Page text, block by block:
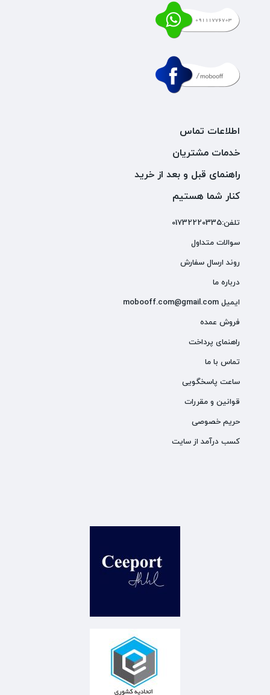
اطلاعات تماس
خدمات مشتریان
راهنمای قبل و بعد از خرید
کنار شما هستیم
تلفن:01732220335
سوالات متداول
روند ارسال سفارش
درباره ما
ایمیل mobooff.com@gmail.com
فروش عمده
راهنمای پرداخت
تماس با ما
ساعت پاسخگویی
قوانین و مقررات
حریم خصوصی
کسب درآمد از سایت